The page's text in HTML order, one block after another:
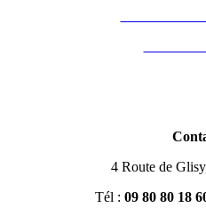
4 Route de
Tél : 09 80 80 18